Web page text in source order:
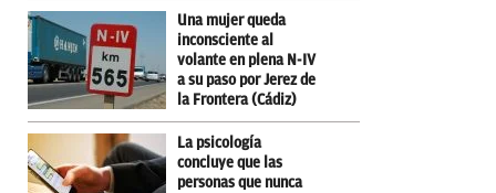
Una mujer queda
inconsciente al
volante en plena N-IV
a su paso por Jerez de
la Frontera (Cádiz)
La psicología
concluye que las
personas que nunca